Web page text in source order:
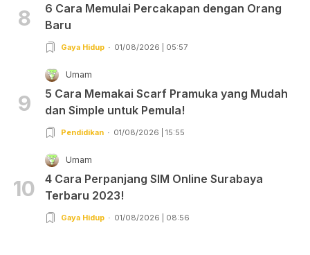
8
6 Cara Memulai Percakapan dengan Orang
Baru
Gaya Hidup 01/08/2026 | 05:57
9
Umam
5 Cara Memakai Scarf Pramuka yang Mudah
dan Simple untuk Pemula!
Pendidikan 01/08/2026 | 15:55
10
Umam
4 Cara Perpanjang SIM Online Surabaya
Terbaru 2023!
Gaya Hidup 01/08/2026 | 08:56